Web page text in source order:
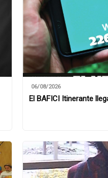
06/08/2026
El BAFICI Itinerante